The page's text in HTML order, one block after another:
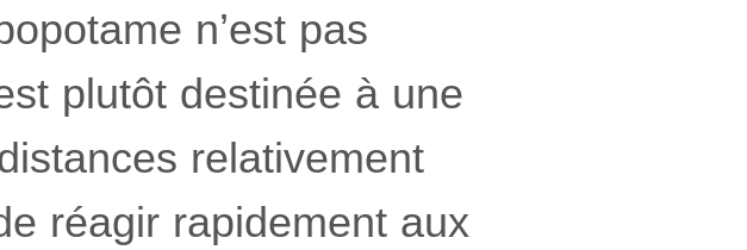
n’est pas
plutôt destinée à une
relativement
réagir rapidement aux